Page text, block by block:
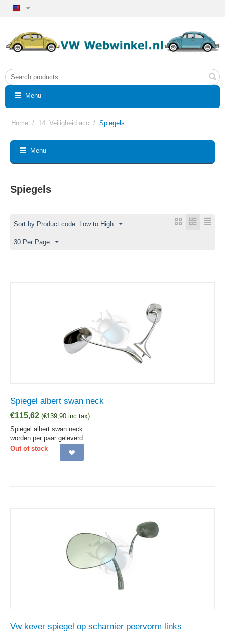
Menu
Home / 14. Veiligheid acc / Spiegels
Menu
Spiegels
Sort by Product code: Low to High
30 Per Page
Spiegel albert swan neck
€115,62 (€139,90 inc tax)
Spiegel albert swan neck
worden per paar geleverd.
Out of stock
Vw kever spiegel op scharnier peervorm links